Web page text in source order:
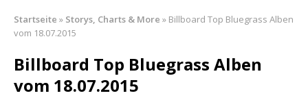
Danke für Euer Vertrauen: Country.de erreicht
Kacey Musgraves entführt Fans mit neuem
Video zu „Mexico Honey“
Startseite » Storys, Charts & More » Billboard Top Bluegrass Alben
vom 18.07.2015
Billboard Top Bluegrass Alben
vom 18.07.2015